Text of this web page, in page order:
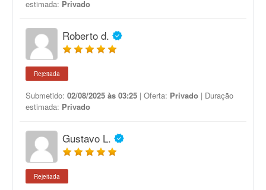
estimada: Privado
Roberto d.
Rejeitada
Submetido: 02/08/2025 às 03:25 | Oferta: Privado | Duração
estimada: Privado
Gustavo L.
Rejeitada